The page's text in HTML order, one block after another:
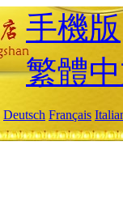
手機版
繁體
Deutsch Français